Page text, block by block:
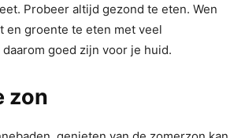
Probeer altijd gezond te eten. Wen
en groente te eten met veel
goed zijn voor je huid.
zon